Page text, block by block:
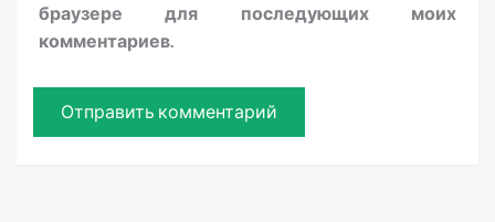
браузере для последующих моих
комментариев.